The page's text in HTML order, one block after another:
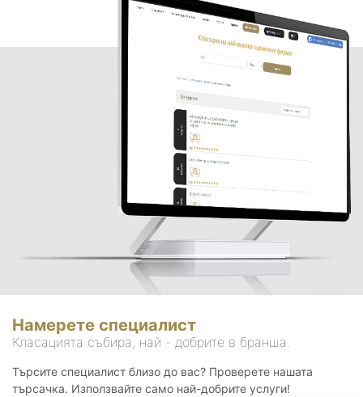
Намерете специалист
Класацията събира, най - добрите в бранша.
Търсите специалист близо до вас? Проверете нашата
търсачка. Използвайте само най-добрите услуги!